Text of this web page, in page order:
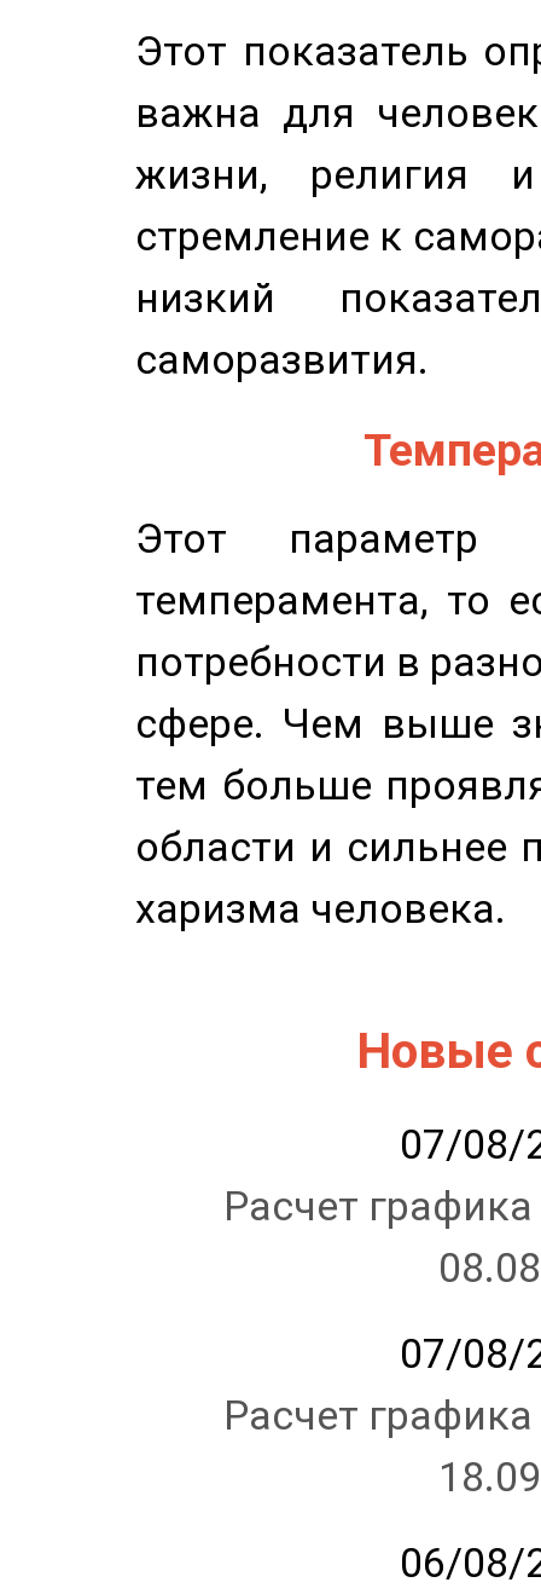
Этот показатель
важна для
жизни, религия
стремление к
низкий
саморазвития.
Этот параметр
темперамента, то
потребности в
сфере. Чем выше
тем больше
области и сильнее
харизма человека.
Новые
07/08/
Расчет
07/08/
Расчет
06/08/